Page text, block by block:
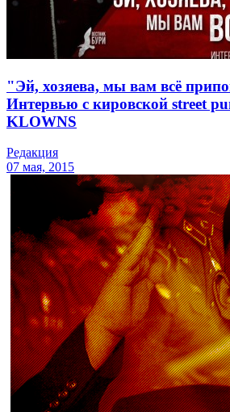
"Эй, хозяева, мы вам всё
Интервью с кировской street
KLOWNS
Редакция
07 мая, 2015